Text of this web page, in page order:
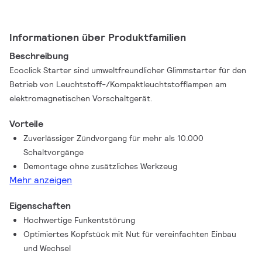
Informationen über Produktfamilien
Beschreibung
Ecoclick Starter sind umweltfreundlicher Glimmstarter für den
Betrieb von Leuchtstoff-/Kompaktleuchtstofflampen am
elektromagnetischen Vorschaltgerät.
Vorteile
Zuverlässiger Zündvorgang für mehr als 10.000
Schaltvorgänge
Demontage ohne zusätzliches Werkzeug
Mehr anzeigen
Eigenschaften
Hochwertige Funkentstörung
Optimiertes Kopfstück mit Nut für vereinfachten Einbau
und Wechsel